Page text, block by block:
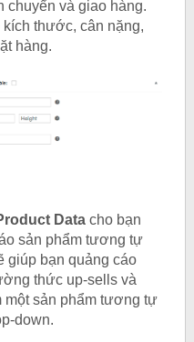
chuyển và giao hàng.
thước, cân nặng,
hàng.
Datacho bạn
sản phẩm tương tự
giúp bạn quảng cáo
thức up-sells và
một sản phẩm tương tự
down.